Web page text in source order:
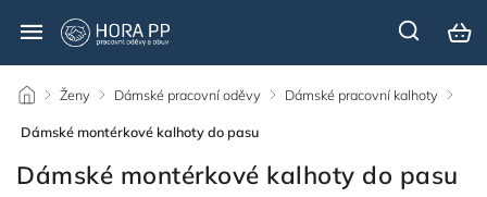
/ Ženy / Dámské pracovní oděvy / Dámské pracovní kalhoty /
Dámské montérkové kalhoty do pasu
Dámské montérkové kalhoty do pasu